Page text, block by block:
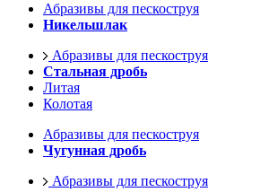
Абразивы для пескоструя
Никельшлак
Абразивы для пескоструя
Стальная дробь
Литая
Колотая
Абразивы для пескоструя
Чугунная дробь
Абразивы для пескоструя